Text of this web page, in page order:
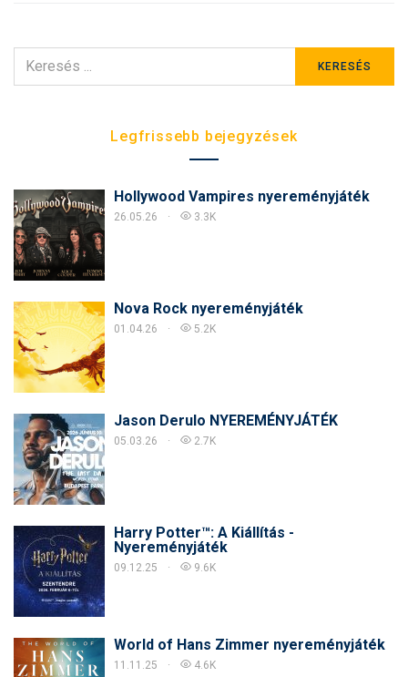
ERRE:
KERESÉS
Legfrissebb bejegyzések
Hollywood Vampires nyereményjáték
26.05.26 3.3K
Nova Rock nyereményjáték
01.04.26 5.2K
Jason Derulo NYEREMÉNYJÁTÉK
05.03.26 2.7K
Harry Potter™: A Kiállítás -
Nyereményjáték
09.12.25 9.6K
World of Hans Zimmer nyereményjáték
11.11.25 4.6K